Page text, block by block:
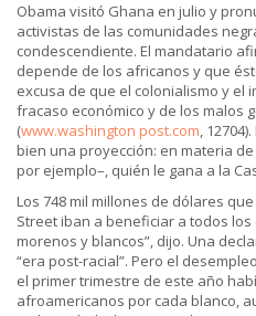
Obama visitó Ghana en julio y
activistas de las comunidades
condescendiente. El mandatario
depende de los africanos y que
excusa de que el colonialismo y el
fracaso económico y de los malos
(www.washington post.com,
bien una proyección: en materia
por ejemplo–, quién le gana a la
Los 748 mil millones de dólares
Street iban a beneficiar a todos
morenos y blancos”, dijo. Una
“era post-racial”. Pero el
el primer trimestre de este año
afroamericanos por cada blanco,